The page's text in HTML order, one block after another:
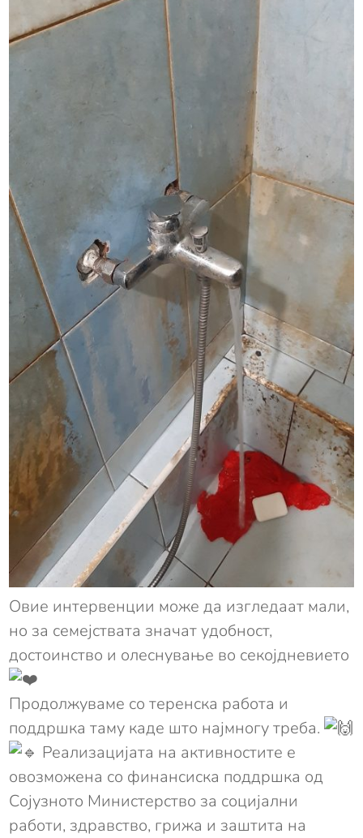
Овие интервенции може да изгледаат мали,
но за семејствата значат удобност,
достоинство и олеснување во секојдневието
Продолжуваме со теренска работа и
поддршка таму каде што најмногу треба.
Реализацијата на активностите е
овозможена со финансиска поддршка од
Сојузното Министерство за социјални
работи, здравство, грижа и заштита на